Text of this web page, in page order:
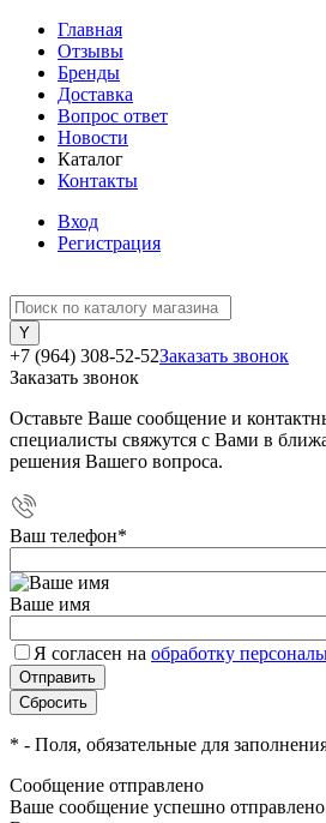
Главная
Отзывы
Бренды
Доставка
Вопрос ответ
Новости
Каталог
Контакты
Вход
Регистрация
+7 (964) 308-52-52Заказать звонок
Заказать звонок
Оставьте Ваше сообщение и
специалисты свяжутся с Вами в
решения Вашего вопроса.
Ваш телефон*
Ваше имя
Я согласен на обработку
* - Поля, обязательные для
Сообщение отправлено
Ваше сообщение успешно